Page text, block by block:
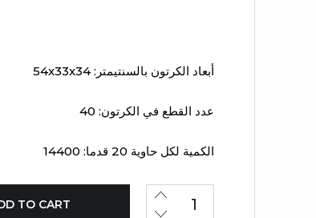
أبعاد الكرتون بالسنتيمتر: 54x33x34
عدد القطع في الكرتون: 40
الكمية لكل حاوية 20 قدما: 14400
TO CART